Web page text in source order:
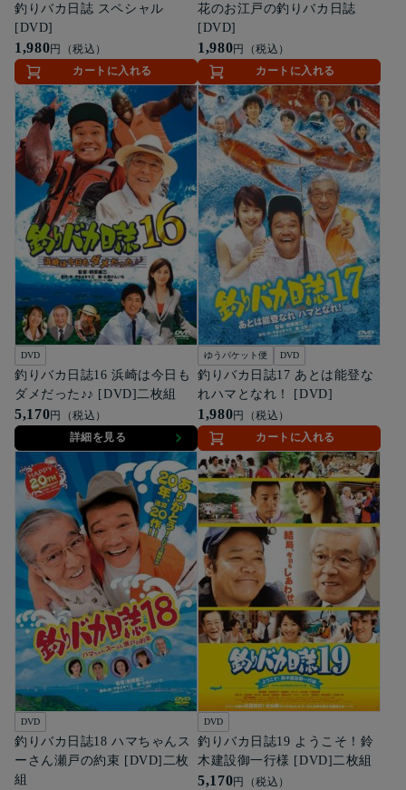
釣りバカ日誌 スペシャル
[DVD]
1,980円（税込）
カートに入れる
花のお江戸の釣りバカ日誌
[DVD]
1,980円（税込）
カートに入れる
DVD
釣りバカ日誌16 浜崎は今日も
ダメだった♪♪ [DVD]二枚組
5,170円（税込）
詳細を見る
ゆうパケット便 DVD
釣りバカ日誌17 あとは能登な
れハマとなれ！ [DVD]
1,980円（税込）
カートに入れる
DVD
釣りバカ日誌18 ハマちゃんス
ーさん瀬戸の約束 [DVD]二枚
組
DVD
釣りバカ日誌19 ようこそ！鈴
木建設御一行様 [DVD]二枚組
5,170円（税込）